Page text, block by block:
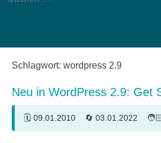
Schlagwort: wordpress 2.9
Neu in WordPress 2.9: Get
09.01.2010 03.01.2022